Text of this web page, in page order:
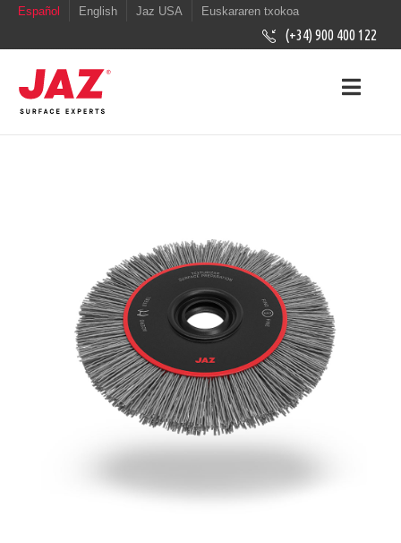
Español English Jaz USA Euskararen txokoa
(+34) 900 400 122